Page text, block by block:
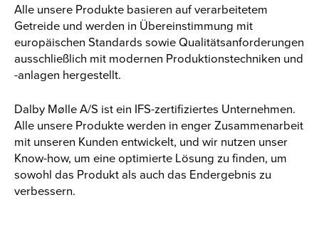
Alle unsere Produkte basieren auf verarbeitetem
Getreide und werden in Übereinstimmung mit
europäischen Standards sowie Qualitätsanforderungen
ausschließlich mit modernen Produktionstechniken und
-anlagen hergestellt.
Dalby Mølle A/S ist ein IFS-zertifiziertes Unternehmen.
Alle unsere Produkte werden in enger Zusammenarbeit
mit unseren Kunden entwickelt, und wir nutzen unser
Know-how, um eine optimierte Lösung zu finden, um
sowohl das Produkt als auch das Endergebnis zu
verbessern.